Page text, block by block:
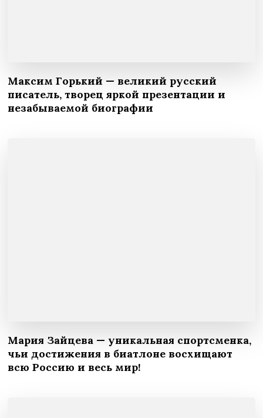
Максим Горький — великий русский
писатель, творец яркой презентации и
незабываемой биографии
Мария Зайцева — уникальная спортсменка,
чьи достижения в биатлоне восхищают
всю Россию и весь мир!